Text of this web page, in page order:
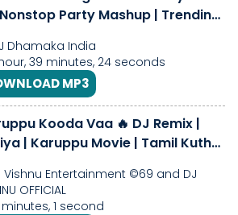
Party Mashup | Trending
Dhamaka India
39 minutes, 24 seconds
MP3
Kooda Vaa 🔥 DJ Remix |
| Karuppu Movie | Tamil Kuthu
Vishnu Entertainment ©69 and DJ
OFFICIAL
1 second